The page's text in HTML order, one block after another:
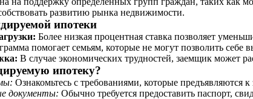
развитию рынка недвижимости.
ипотеки
Более низкая процентная ставка позволяет
помогает семьям, которые не могут позволить себе
В случае экономических трудностей, заемщик может
ипотеку?
Ознакомьтесь с требованиями, которые предъявляются
документы: Обычно требуется предоставить паспорт,